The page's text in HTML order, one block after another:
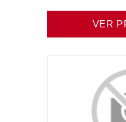
VER